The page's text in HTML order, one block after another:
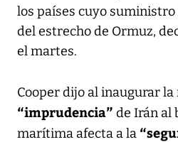
los países cuyo
del estrecho de Ormuz,
el martes.
Cooper dijo al inaugurar
“imprudencia” de Irán al
marítima afecta a la